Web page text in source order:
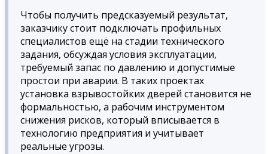
Чтобы получить предсказуемый результат,
заказчику стоит подключать профильных
специалистов ещё на стадии технического
задания, обсуждая условия эксплуатации,
требуемый запас по давлению и допустимые
простои при аварии. В таких проектах
установка взрывостойких дверей становится не
формальностью, а рабочим инструментом
снижения рисков, который вписывается в
технологию предприятия и учитывает
реальные угрозы.